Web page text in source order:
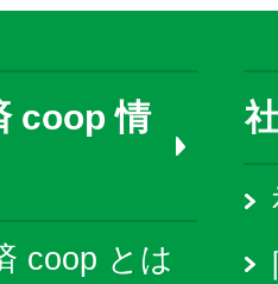
coop 情
coop とは